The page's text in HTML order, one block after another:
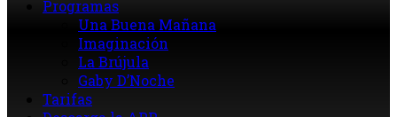
Programas
Una Buena Mañana
Imaginación
La Brújula
Gaby D’Noche
Tarifas